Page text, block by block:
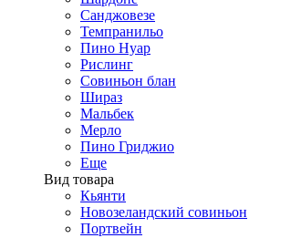
Санджовезе
Темпранильо
Пино Нуар
Рислинг
Совиньон блан
Шираз
Мальбек
Мерло
Пино Гриджио
Еще
Вид товара
Кьянти
Новозеландский совиньон
Портвейн